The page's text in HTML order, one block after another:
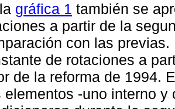
gráfica 1 también se
a partir de la
con las
de rotaciones a
de la reforma de 1994.
elementos -uno interno